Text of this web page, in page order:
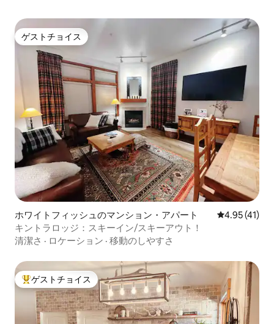
ゲストチョイス
ゲストチョイス
ホワイトフィッシュのマンション・アパート レビュー41
4.95 (41)
キントラロッジ：スキーイン/スキーアウト！
清潔さ · ロケーション · 移動のしやすさ
大好評のゲストチョイスです。
ゲストチョイス